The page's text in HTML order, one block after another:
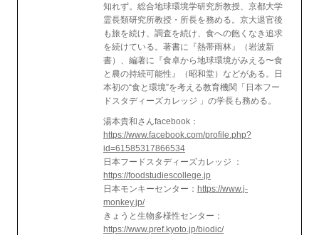
知れず。総合地球環境学研究所教授、京都大学
霊長類研究所教授・所長を務める。京大退官後
も旅を続け、調査を続け、食への飽くなき追求
を続けている。著書に『熱帯雨林』（岩波新
書）、編著に『食卓から地球環境がみえる〜食
と農の持続可能性』（昭和堂）などがある。日
本初の“食と環境”を考える教育機関「日本フー
ドスタディーズカレッジ 」の学長も務める。
湯本貴和さんfacebook：
https://www.facebook.com/profile.php?
id=61585317866534
日本フードスタディーズカレッジ ：
https://foodstudiescollege.jp
日本モンキーセンター： https://www.j-
monkey.jp/
きょうと生物多様性センター：
https://www.pref.kyoto.jp/biodic/